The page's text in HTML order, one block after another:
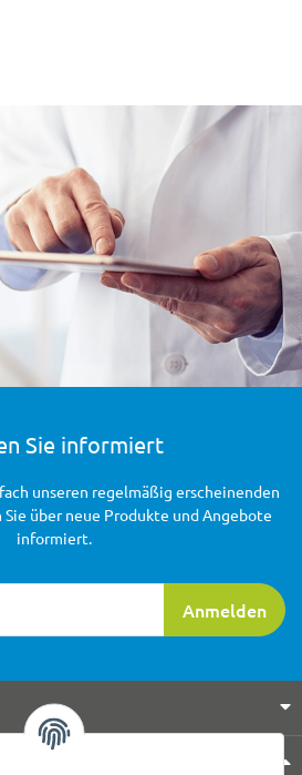
Sie informiert
Anmelden
unseren regelmäßig erscheinenden
über neue Produkte und Angebote
informiert.